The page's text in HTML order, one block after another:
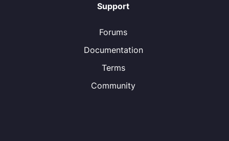
Support
Forums
Documentation
Terms
Community